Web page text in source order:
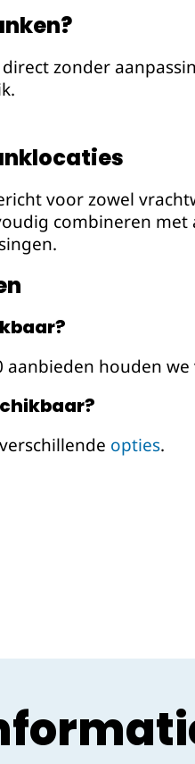
zonder
voor zowel
combineren met
aanbieden houden
opties.